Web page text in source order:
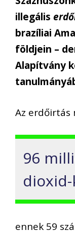
illegális
brazíliai
földjein –
Alapítvány
Az erdőirtás
96
ennek 59